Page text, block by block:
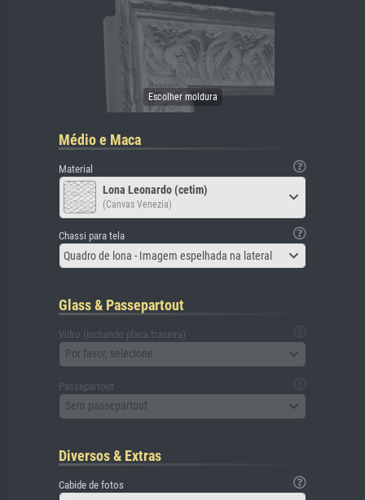
Médio e Maca
Material
Lona Leonardo (cetim)
(Canvas Venezia)
Chassi para tela
Quadro de lona - Imagem espelhada na lateral
Glass & Passepartout
Vidro (incluindo placa traseira)
Por favor, selecione
Passepartout
Sem passepartout
Diversos & Extras
Cabide de fotos